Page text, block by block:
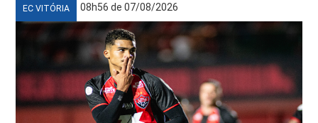
EC VITÓRIA 08h56 de 07/08/2026